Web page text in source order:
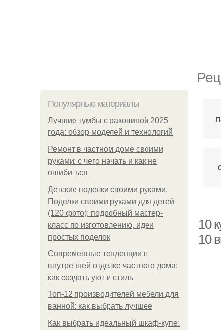
Популярные материалы
Лучшие тумбы с раковиной 2025
года: обзор моделей и технологий
Ремонт в частном доме своими
руками: с чего начать и как не
ошибиться
Детские поделки своими руками.
Поделки своими руками для детей
(120 фото): подробный мастер-
класс по изготовлению, идеи
простых поделок
Современные тенденции в
внутренней отделке частного дома:
как создать уют и стиль
Топ-12 производителей мебели для
ванной: как выбрать лучшее
Как выбрать идеальный шкаф-купе:
10
10